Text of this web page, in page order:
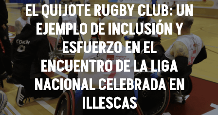
EL QUIJOTE RUGBY CLUB: UN
EJEMPLO DE INCLUSIÓN Y
ESFUERZO EN EL
ENCUENTRO DE LA LIGA
NACIONAL CELEBRADA EN
ILLESCAS